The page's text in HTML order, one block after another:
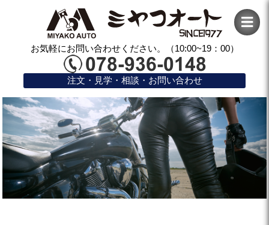
お気軽にお問い合わせください。（10:00~19：00）
注文・見学・相談・お問い合わせ